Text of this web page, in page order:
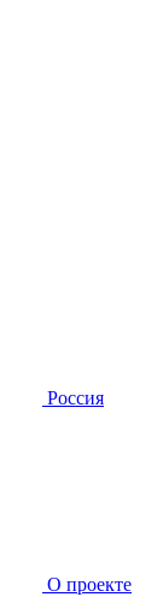
Россия
О проекте